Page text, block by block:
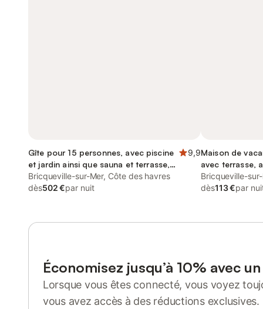
Gîte pour 15 personnes, avec piscine
et jardin ainsi que sauna et terrasse,
animaux acceptés
9,9
Bricqueville-sur-Mer, Côte des havres
dès502 €par nuit
Maison de
avec terrasse,
Bricqueville-
dès113 €par
Économisez jusqu’à 10% avec
Lorsque vous êtes connecté, vous voyez
vous avez accès à des réductions exclusives.